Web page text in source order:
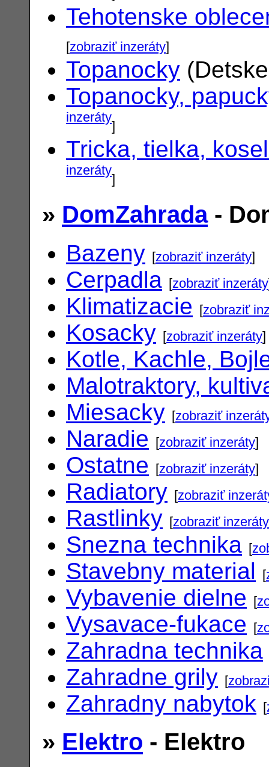
Tehotenske
[zobraziť inzeráty]
Topanocky
Topanocky,
inzeráty]
Tricka, tielka,
inzeráty]
» DomZahrada-
Bazeny [zobraziť inzeráty]
Cerpadla [zobraziť inzeráty
Klimatizacie [zobraziť
Kosacky [zobraziť inzeráty]
Kotle, Kachle,
Malotraktory,
Miesacky [zobraziť
Naradie [zobraziť inzeráty]
Ostatne [zobraziť inzeráty]
Radiatory [zobraziť
Rastlinky [zobraziť inzeráty
Snezna technika [
Stavebny material [
Vybavenie dielne [
Vysavace-fukace [
Zahradna technika
Zahradne grily [
Zahradny nabytok [
» Elektro - Elektro